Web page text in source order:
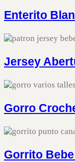
Enterito
Jersey
Gorro
Gorrito